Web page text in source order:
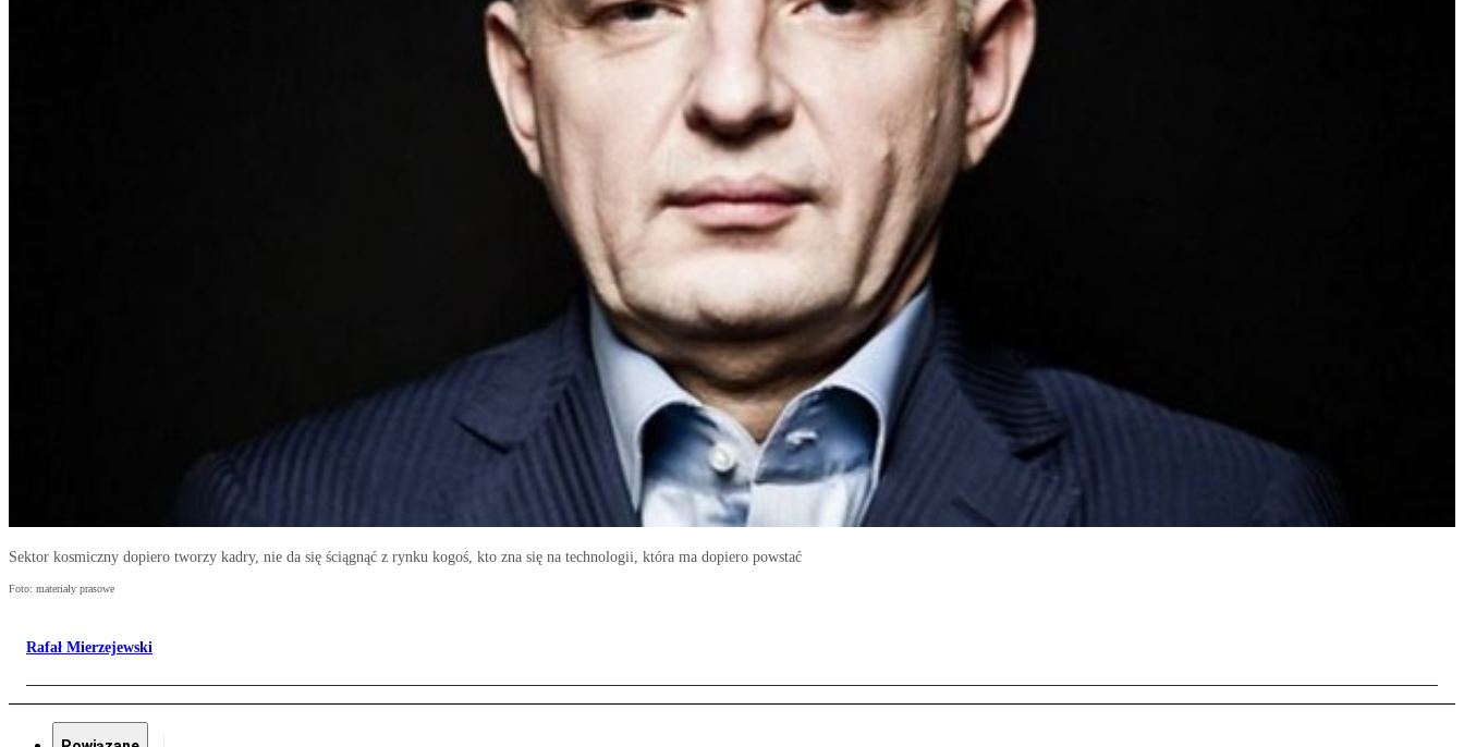
Sektor kosmiczny dopiero tworzy kadry, nie da się ściągnąć z rynku kogoś, kto zna się na technologii, która ma dopiero powstać
Foto: materiały prasowe
Rafał Mierzejewski